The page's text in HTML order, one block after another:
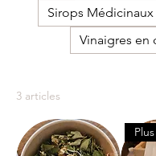
Sirops Médicinaux
Vinaigres en
3 articles